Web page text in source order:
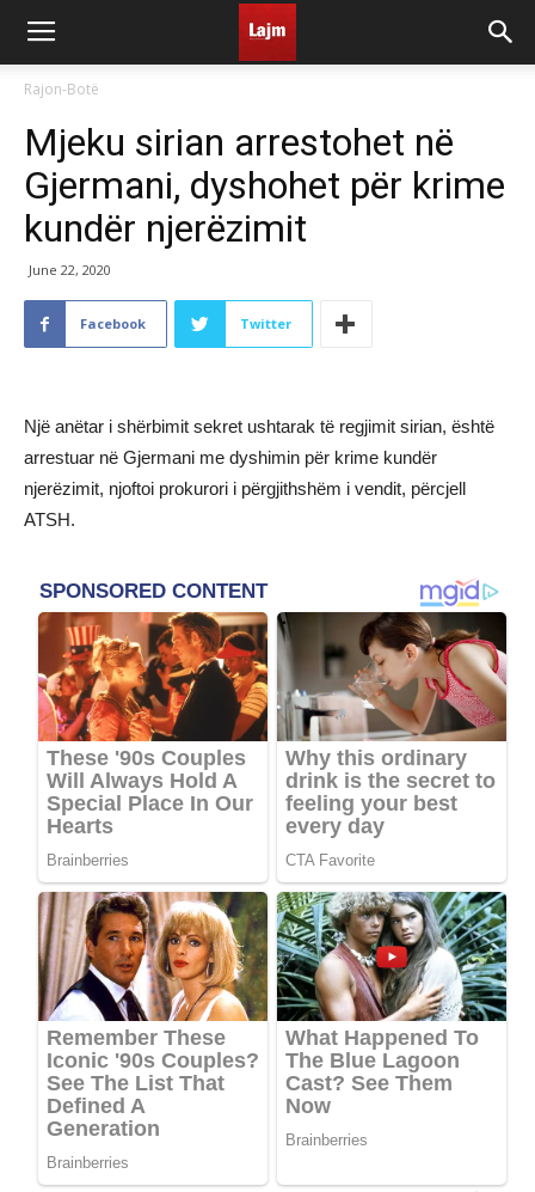
Rajon-Botë
Mjeku sirian arrestohet në
Gjermani, dyshohet për krime
kundër njerëzimit
June 22, 2020
Facebook Twitter
Një anëtar i shërbimit sekret ushtarak të regjimit sirian, është
arrestuar në Gjermani me dyshimin për krime kundër
njerëzimit, njoftoi prokurori i përgjithshëm i vendit, përcjell
ATSH.